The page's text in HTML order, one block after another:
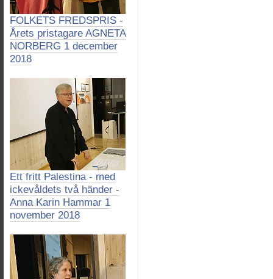
FOLKETS FREDSPRIS -
Årets pristagare AGNETA
NORBERG 1 december
2018
Ett fritt Palestina - med
ickevåldets två händer -
Anna Karin Hammar 1
november 2018